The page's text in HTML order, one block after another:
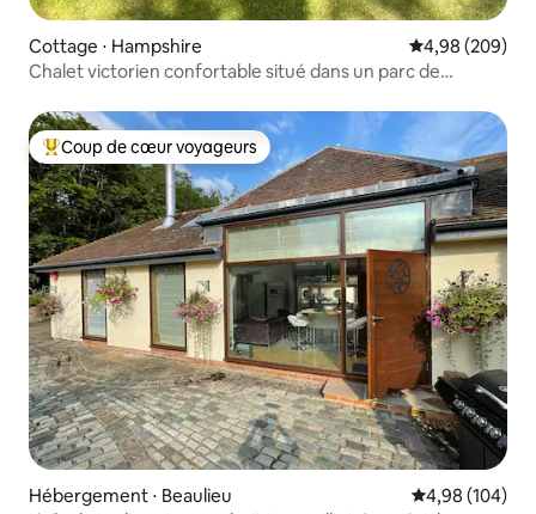
Cottage ⋅ Hampshire Évaluation
4,98 (209)
Chalet victorien confortable situé dans un parc de
Coups de cœur voyageurs les plus appréciés
Coup de cœur voyageurs
Hébergement ⋅ Beaulieu Évaluation
4,98 (104)